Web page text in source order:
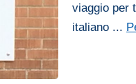
viaggio per
italiano ...